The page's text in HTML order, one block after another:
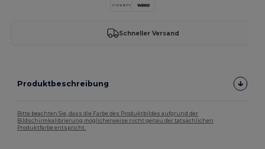
Schneller Versand
Produktbeschreibung
Bitte beachten Sie, dass die Farbe des Produktbildes aufgrund der
Bildschirmkalibrierung möglicherweise nicht genau der tatsächlichen
Produktfarbe entspricht.